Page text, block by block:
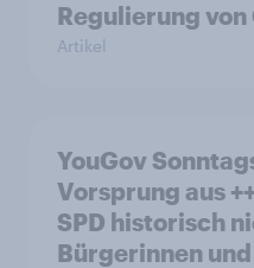
Regulierung
Artikel
YouGov
Vorsprung aus +++ CDU/CSU
SPD historisch
Bürgerinnen